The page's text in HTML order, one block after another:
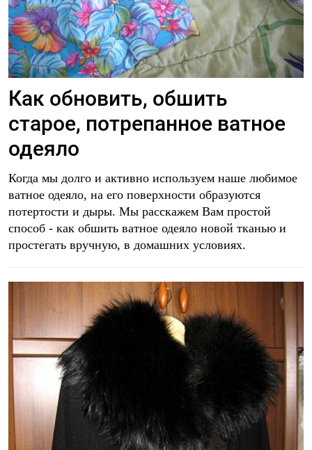
Как обновить, обшить
старое, потрепанное ватное
одеяло
Когда мы долго и активно используем наше любимое
ватное одеяло, на его поверхности образуются
потертости и дыры. Мы расскажем Вам простой
способ - как обшить ватное одеяло новой тканью и
простегать вручную, в домашних условиях.